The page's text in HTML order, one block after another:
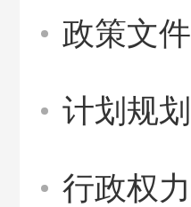
政策文件
计划规划
行政权力